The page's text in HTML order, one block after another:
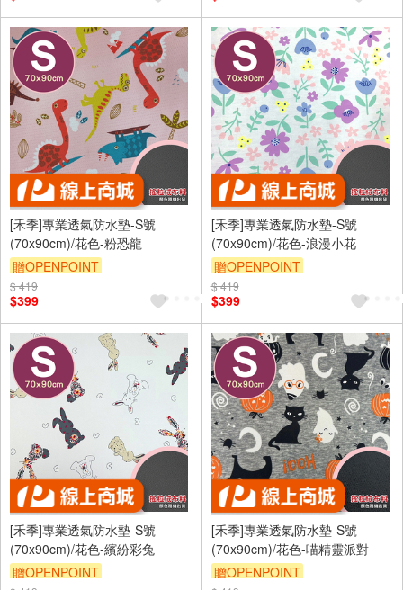
內）
訂單滿699享9折
內）
訂單滿699享9折
[禾季]專業透氣防水墊-S號
(70x90cm)/花色-粉恐龍
贈OPENPOINT
訂單滿 2000 元折抵 100元
（運費不算在 2000 元的範圍
內）
訂單滿699享9折
$ 419
$399
[禾季]專業透氣防水墊-S號
(70x90cm)/花色-浪漫小花
贈OPENPOINT
訂單滿 2000 元折抵 100元
（運費不算在 2000 元的範圍
內）
訂單滿699享9折
$ 419
$399
[禾季]專業透氣防水墊-S號
(70x90cm)/花色-繽紛彩兔
贈OPENPOINT
[禾季]專業透氣防水墊-S號
(70x90cm)/花色-喵精靈派對
贈OPENPOINT